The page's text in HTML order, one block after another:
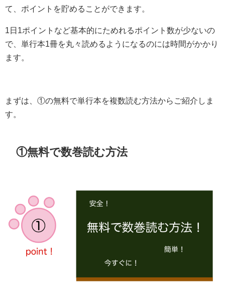
て、ポイントを貯めることができます。
1日1ポイントなど基本的にためれるポイント数が少ないの
で、単行本1冊を丸々読めるようになるのには時間がかかり
ます。
まずは、①の無料で単行本を複数読む方法からご紹介しま
す。
①無料で数巻読む方法